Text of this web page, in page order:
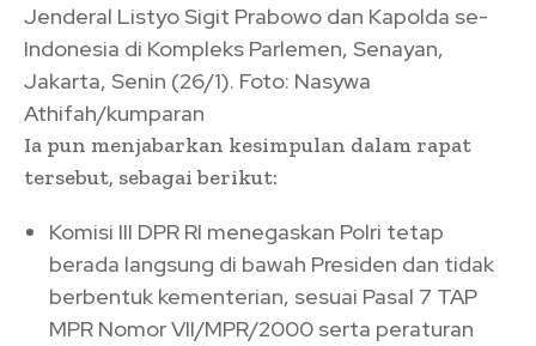
Jenderal Listyo Sigit Prabowo dan Kapolda se-
Indonesia di Kompleks Parlemen, Senayan,
Jakarta, Senin (26/1). Foto: Nasywa
Athifah/kumparan
Ia pun menjabarkan kesimpulan dalam rapat
tersebut, sebagai berikut:
Komisi III DPR RI menegaskan Polri tetap
berada langsung di bawah Presiden dan tidak
berbentuk kementerian, sesuai Pasal 7 TAP
MPR Nomor VII/MPR/2000 serta peraturan